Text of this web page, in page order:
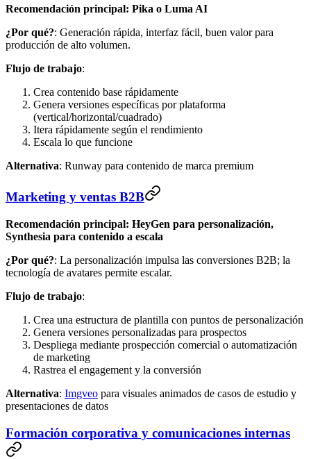
Recomendación principal: Pika o Luma AI
¿Por qué?: Generación rápida, interfaz fácil, buen valor para
producción de alto volumen.
Flujo de trabajo:
Crea contenido base rápidamente
Genera versiones específicas por plataforma
(vertical/horizontal/cuadrado)
Itera rápidamente según el rendimiento
Escala lo que funcione
Alternativa: Runway para contenido de marca premium
Marketing y ventas B2B
Recomendación principal: HeyGen para personalización,
Synthesia para contenido a escala
¿Por qué?: La personalización impulsa las conversiones B2B; la
tecnología de avatares permite escalar.
Flujo de trabajo:
Crea una estructura de plantilla con puntos de personalización
Genera versiones personalizadas para prospectos
Despliega mediante prospección comercial o automatización
de marketing
Rastrea el engagement y la conversión
Alternativa: Imgveo para visuales animados de casos de estudio y
presentaciones de datos
Formación corporativa y comunicaciones internas